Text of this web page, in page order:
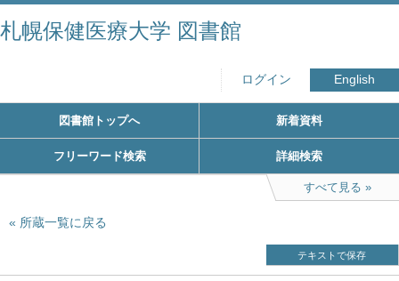
札幌保健医療大学 図書館
ログイン English
図書館トップへ 新着資料
フリーワード検索 詳細検索
すべて見る
所蔵一覧に戻る
テキストで保存